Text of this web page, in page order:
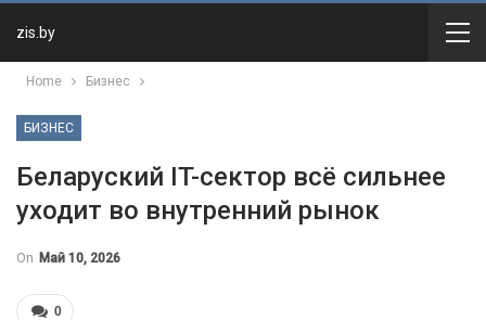
zis.by
Home Бизнес
БИЗНЕС
Беларуский IT-сектор всё сильнее
уходит во внутренний рынок
On Май 10, 2026
0